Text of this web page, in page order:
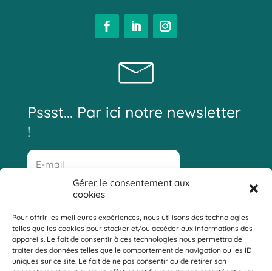
Gérer le consentement aux
cookies
Pour offrir les meilleures expériences, nous utilisons des technologies
telles que les cookies pour stocker et/ou accéder aux informations des
appareils. Le fait de consentir à ces technologies nous permettra de
traiter des données telles que le comportement de navigation ou les ID
uniques sur ce site. Le fait de ne pas consentir ou de retirer son
Pssst... Par ici notre newsletter
!
A
l
t
r
Une fois votre inscription faite, vous recevrez un mail de
confirmation !